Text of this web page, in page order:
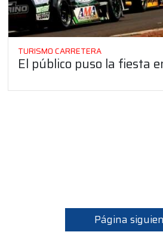
TURISMO CARRETERA
El público puso la fiesta
Página